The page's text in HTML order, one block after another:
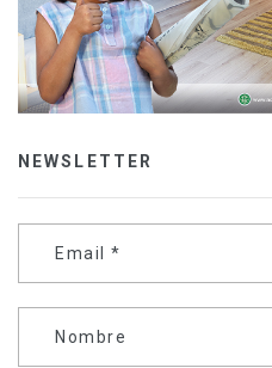
NEWSLETTER
Email *
Nombre